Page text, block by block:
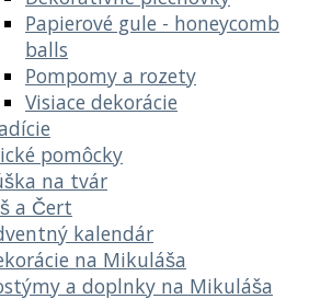
Papierové gule - honeycomb
balls
Pompomy a rozety
Visiace dekorácie
pomôcky
na tvár
a Čert
kalendár
na Mikuláša
a doplnky na Mikuláša